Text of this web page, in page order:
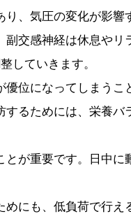
、気圧の変化が影響
交感神経は休息やリ
していきます。
位になってしまうこ
るためには、栄養
が重要です。日中
にも、低負荷で行え